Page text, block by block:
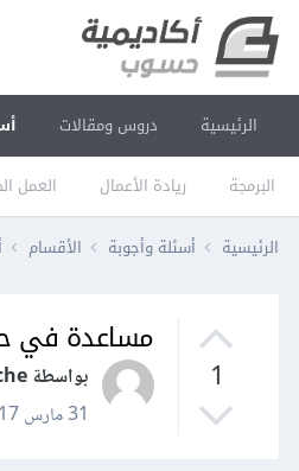
الرئيسية دروس ومقالات
البرمجة ريادة الأعمال العمل
الرئيسية أسئلة وأجوبة الأقسام
1
مساعدة في
بواسطة younes zeghiche
31 مارس 2017